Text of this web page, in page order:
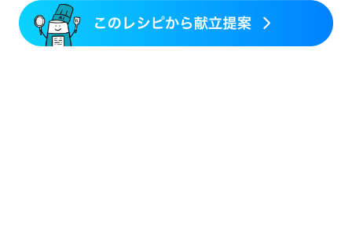
飲み込みにくい
妊娠中(初期)
妊婦健診・体重増加が気になる（初期）
妊婦健診・血圧が気になる（初期）